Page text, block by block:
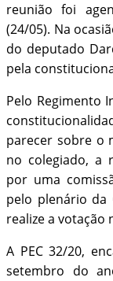
reunião foi
(24/05). Na
do deputado
pela
Pelo Regimento
parecer sobre o
no colegiado, a
por uma
pelo plenário da
realize a votação
A PEC 32/20,
setembro do